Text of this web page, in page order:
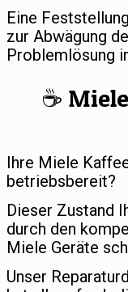
Eine
zur Abwägung
Problemlösung
☕️
Ihre Miele
betriebsbereit?
Dieser Zustand
durch den
Miele Geräte
Unser